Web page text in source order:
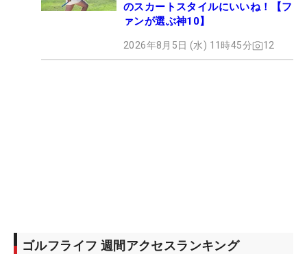
のスカートスタイルにいいね！【フ
ァンが選ぶ神10】
2026年8月5日 (水) 11時45分 12
ゴルフライフ 週間アクセスランキング